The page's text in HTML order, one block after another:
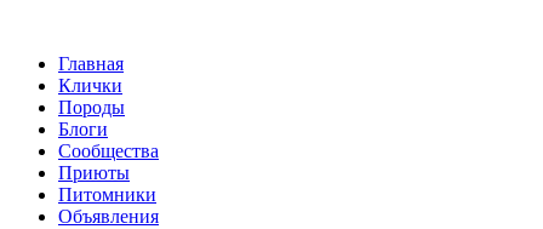
Главная
Клички
Породы
Блоги
Сообщества
Приюты
Питомники
Объявления